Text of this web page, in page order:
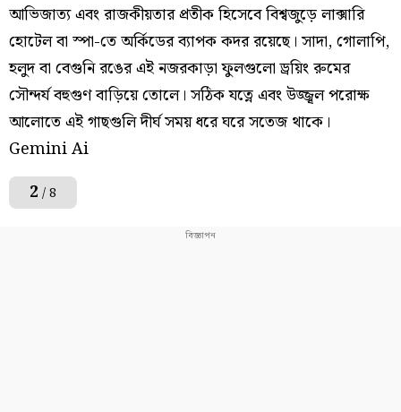
আভিজাত্য এবং রাজকীয়তার প্রতীক হিসেবে বিশ্বজুড়ে লাক্সারি
হোটেল বা স্পা-তে অর্কিডের ব্যাপক কদর রয়েছে। সাদা, গোলাপি,
হলুদ বা বেগুনি রঙের এই নজরকাড়া ফুলগুলো ড্রয়িং রুমের
সৌন্দর্য বহুগুণ বাড়িয়ে তোলে। সঠিক যত্নে এবং উজ্জ্বল পরোক্ষ
আলোতে এই গাছগুলি দীর্ঘ সময় ধরে ঘরে সতেজ থাকে।
Gemini Ai
2 / 8